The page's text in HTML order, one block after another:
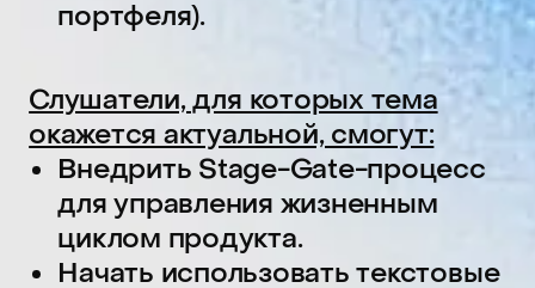
Кому будет полезно:
готовых рецептов, которые
смогут использовать для роста
своей организации.
Продуктовым менеджерам —
поймут, как их продукты
выглядят с позиции CPO, что